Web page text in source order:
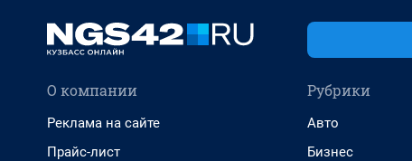
О компании
Реклама на сайте
Прайс-лист
Рубрики
Авто
Бизнес